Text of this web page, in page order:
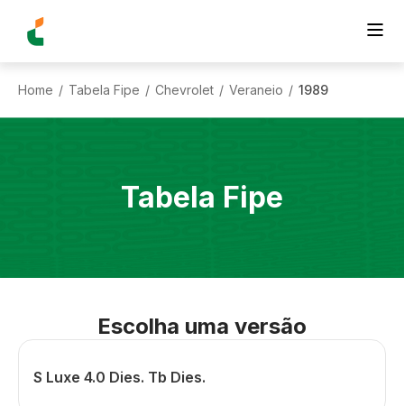
Home / Tabela Fipe / Chevrolet / Veraneio / 1989
Tabela Fipe
Escolha uma versão
S Luxe 4.0 Dies. Tb Dies.